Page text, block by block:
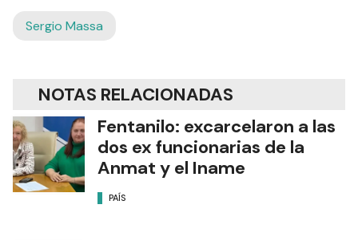
Sergio Massa
NOTAS RELACIONADAS
Fentanilo: excarcelaron a las
dos ex funcionarias de la
Anmat y el Iname
PAÍS